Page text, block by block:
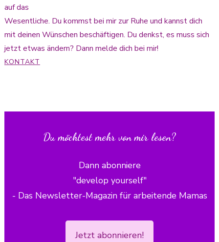
auf das
Wesentliche. Du kommst bei mir zur Ruhe und kannst dich
mit deinen Wünschen beschäftigen. Du denkst, es muss sich
jetzt etwas ändern? Dann melde dich bei mir!
KONTAKT
Du möchtest mehr von mir lesen?
Dann abonniere
"develop yourself"
- Das Newsletter-Magazin für arbeitende Mamas
Jetzt abonnieren!